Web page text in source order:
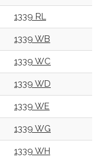
1339 RL
1339 WB
1339 WC
1339 WD
1339 WE
1339 WG
1339 WH